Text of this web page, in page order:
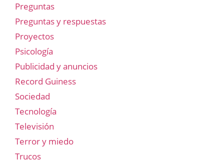
Preguntas
Preguntas y respuestas
Proyectos
Psicología
Publicidad y anuncios
Record Guiness
Sociedad
Tecnología
Televisión
Terror y miedo
Trucos